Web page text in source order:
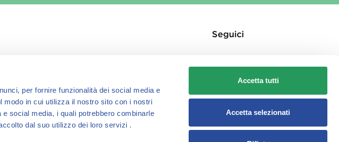
per fornire funzionalità dei social media e
modo in cui utilizza il nostro sito con i nostri
social media, i quali potrebbero combinarle
dal suo utilizzo dei loro servizi .
Accetta tutti
Accetta selezionati
Cookie
informativa Cookie
Seguici